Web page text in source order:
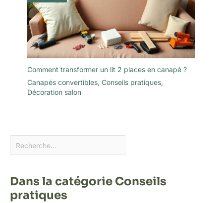
Comment transformer un lit 2 places en canapé ?
Canapés convertibles, Conseils pratiques,
Décoration salon
Dans la catégorie Conseils
pratiques